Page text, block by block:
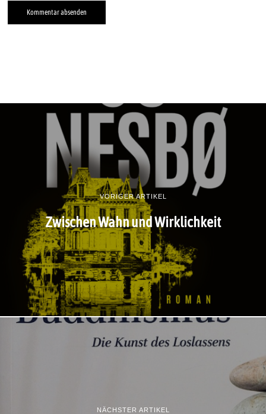
VORIGER ARTIKEL
Zwischen Wahn und Wirklichkeit
NÄCHSTER ARTIKEL